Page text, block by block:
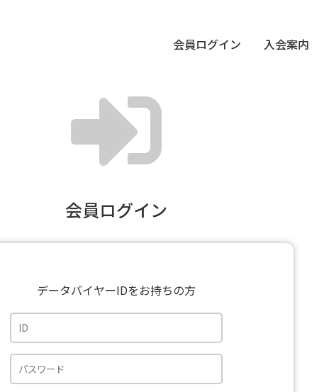
会員ログイン 入会案内
会員ログイン
データバイヤーIDをお持ちの方